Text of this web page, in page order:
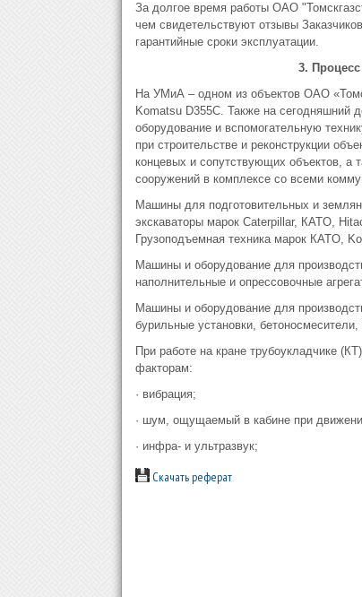
За долгое время работы ОАО
чем свидетельствуют отзывы
гарантийные сроки эксплуатации.
3.
На УМиА – одном из объектов ОАО
Komatsu D355C. Также на сегодняшний
оборудование и вспомогательную
при строительстве и реконструкции
концевых и сопутствующих объектов, а
сооружений в комплексе со всеми
Машины для подготовительных и
экскаваторы марок Caterpillar, КATO,
Грузоподъемная техника марок КATO,
Машины и оборудование для
наполнительные и опрессовочные
Машины и оборудование для
бурильные установки,
При работе на кране трубоукладчике
факторам:
· вибрация;
· шум, ощущаемый в кабине при
· инфра- и ультразвук;
Скачать реферат